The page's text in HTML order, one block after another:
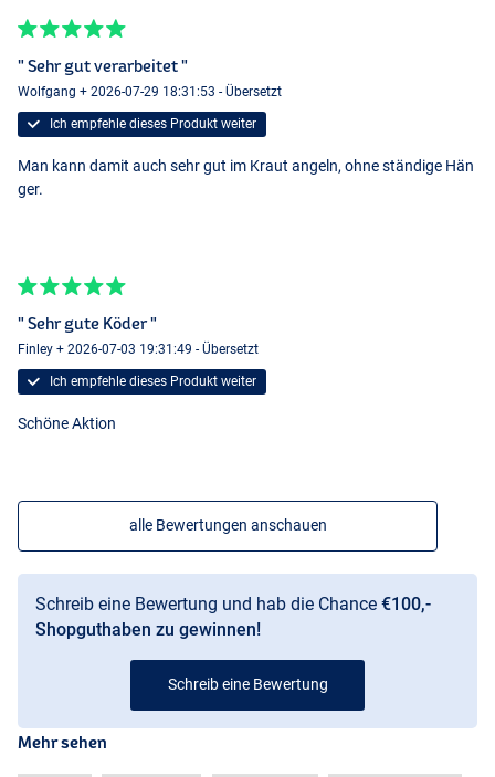
" Sehr gut verarbeitet "
Wolfgang + 2026-07-29 18:31:53 - Übersetzt
Ich empfehle dieses Produkt weiter
Man kann damit auch sehr gut im Kraut angeln, ohne ständige Hän
ger.
" Sehr gute Köder "
Finley + 2026-07-03 19:31:49 - Übersetzt
Ich empfehle dieses Produkt weiter
Schöne Aktion
alle Bewertungen anschauen
Schreib eine Bewertung und hab die Chance €100,-
Shopguthaben zu gewinnen!
Schreib eine Bewertung
Mehr sehen